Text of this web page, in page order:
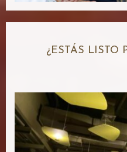
¿ESTÁS LISTO